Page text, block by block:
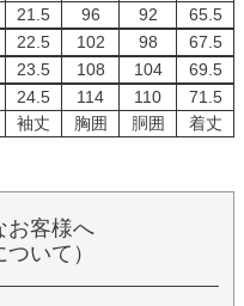
21.5 96 92
65.5
22.5 102 98
67.5
23.5 108 104
69.5
24.5 114 110
71.5
袖丈 胸囲 胴囲 着丈
お客様へ
いて）